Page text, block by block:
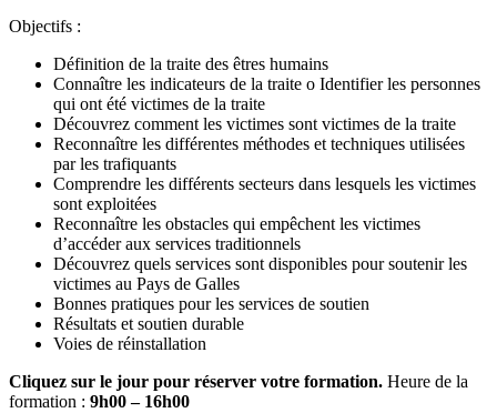
Objectifs :
Définition de la traite des êtres humains
Connaître les indicateurs de la traite o Identifier les personnes
qui ont été victimes de la traite
Découvrez comment les victimes sont victimes de la traite
Reconnaître les différentes méthodes et techniques utilisées
par les trafiquants
Comprendre les différents secteurs dans lesquels les victimes
sont exploitées
Reconnaître les obstacles qui empêchent les victimes
d’accéder aux services traditionnels
Découvrez quels services sont disponibles pour soutenir les
victimes au Pays de Galles
Bonnes pratiques pour les services de soutien
Résultats et soutien durable
Voies de réinstallation
Cliquez sur le jour pour réserver votre formation. Heure de la
formation : 9h00 – 16h00